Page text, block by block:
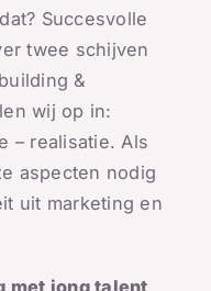
Succesvolle
twee schijven
&
wij op in:
– realisatie. Als
aspecten nodig
uit marketing en
met jong talent